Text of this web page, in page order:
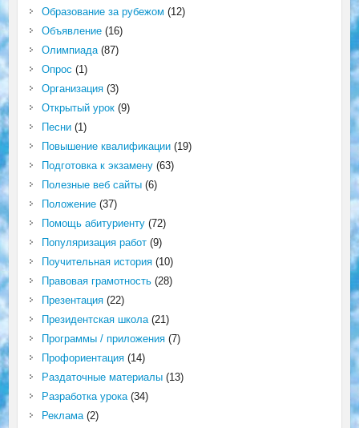
Образование за рубежом (12)
Объявление(16)
Олимпиада(87)
Опрос (1)
Организация(3)
Открытый урок(9)
Песни(1)
Повышение квалификации(19)
Подготовка к экзамену(63)
Полезные веб сайты(6)
Положение(37)
Помощь абитуриенту(72)
Популяризация работ(9)
Поучительная история(10)
Правовая грамотность(28)
Презентация(22)
Президентская школа(21)
Программы / приложения(7)
Профориентация(14)
Раздаточные материалы(13)
Разработка урока(34)
Реклама(2)